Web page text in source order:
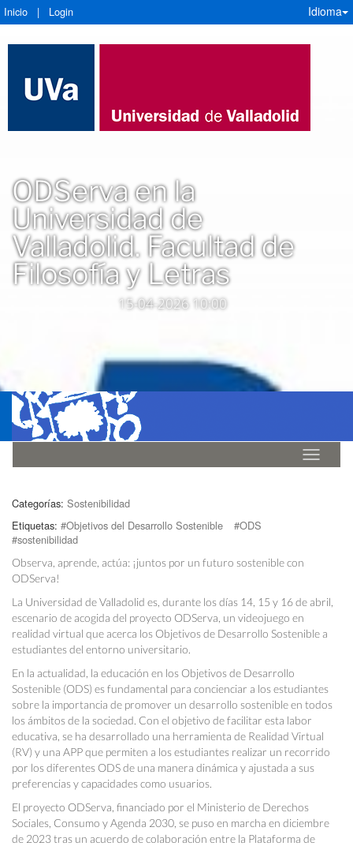
Inicio | Login Idioma
ODServa en la
Universidad de
Valladolid. Facultad de
Filosofía y Letras
15-04-2026 10:00
Idioma
Categorías: Sostenibilidad
Etiquetas: #Objetivos del Desarrollo Sostenible
#ODS
#sostenibilidad
Observa, aprende, actúa: ¡juntos por un futuro sostenible con
ODServa!
La Universidad de Valladolid es, durante los días 14, 15 y 16 de abril,
escenario de acogida del proyecto ODServa, un videojuego en
realidad virtual que acerca los Objetivos de Desarrollo Sostenible a
estudiantes del entorno universitario.
En la actualidad, la educación en los Objetivos de Desarrollo
Sostenible (ODS) es fundamental para concienciar a los estudiantes
sobre la importancia de promover un desarrollo sostenible en todos
los ámbitos de la sociedad. Con el objetivo de facilitar esta labor
educativa, se ha desarrollado una herramienta de Realidad Virtual
(RV) y una APP que permiten a los estudiantes realizar un recorrido
por los diferentes ODS de una manera dinámica y ajustada a sus
preferencias y capacidades como usuarios.
El proyecto ODServa, financiado por el Ministerio de Derechos
Sociales, Consumo y Agenda 2030, se puso en marcha en diciembre
de 2023 tras un acuerdo de colaboración entre la Plataforma de